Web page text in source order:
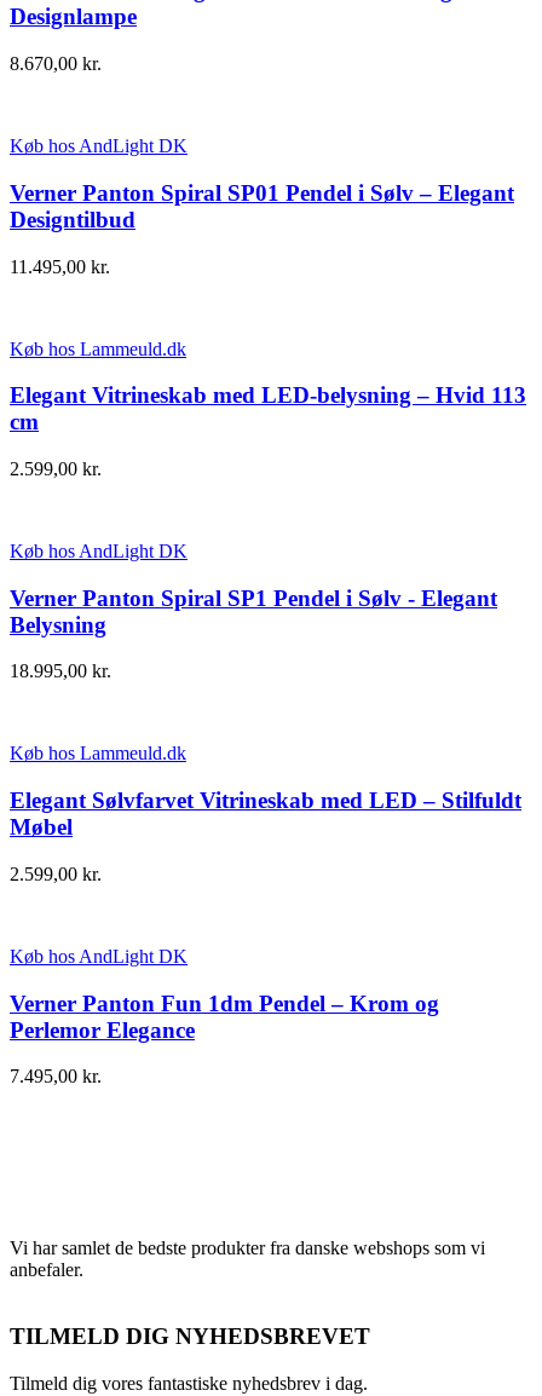
Designlampe
8.670,00 kr.
Køb hos AndLight DK
Verner Panton Spiral SP01 Pendel i Sølv – Elegant
Designtilbud
11.495,00 kr.
Køb hos Lammeuld.dk
Elegant Vitrineskab med LED-belysning – Hvid 113
cm
2.599,00 kr.
Køb hos AndLight DK
Verner Panton Spiral SP1 Pendel i Sølv - Elegant
Belysning
18.995,00 kr.
Køb hos Lammeuld.dk
Elegant Sølvfarvet Vitrineskab med LED – Stilfuldt
Møbel
2.599,00 kr.
Køb hos AndLight DK
Verner Panton Fun 1dm Pendel – Krom og
Perlemor Elegance
7.495,00 kr.
Vi har samlet de bedste produkter fra danske webshops som vi
anbefaler.
TILMELD DIG NYHEDSBREVET
Tilmeld dig vores fantastiske nyhedsbrev i dag.